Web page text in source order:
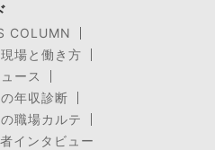
COLUMN
場と働き方
ース
年収診断
職場カルテ
インタビュー